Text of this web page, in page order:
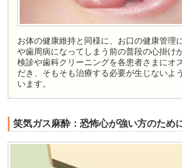
お体の健康維持と同様に、お口の健康管理
や歯周病になってしまう前の普段の心掛け
検診や歯科クリーニングを各患者さまにオ
だき、そもそも治療する必要が生じないよ
います。
笑気ガス麻酔：恐怖心が強い方のため